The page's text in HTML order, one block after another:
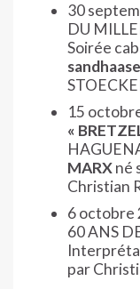
30
DU
Soirée
15
«
MARXné
Christian
6 octobre
60ANS
par